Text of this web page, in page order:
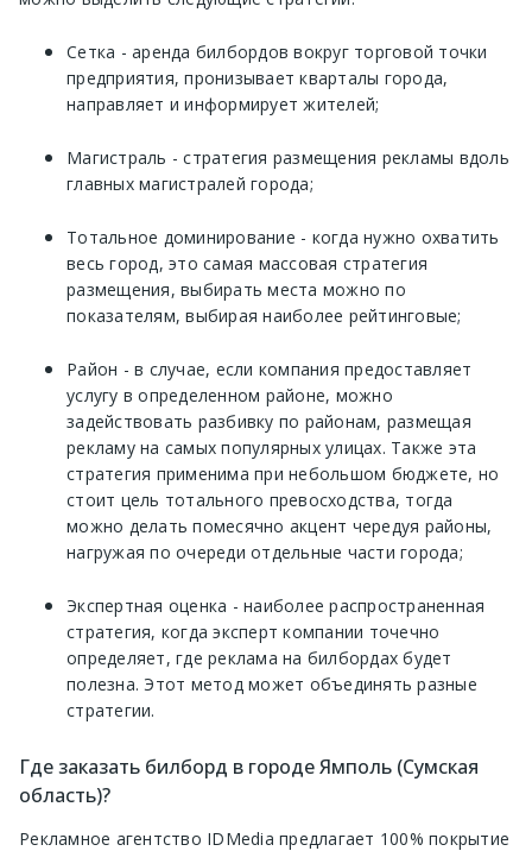
Сетка - аренда билбордов вокруг торговой точки
предприятия, пронизывает кварталы города,
направляет и информирует жителей;
Магистраль - стратегия размещения рекламы вдоль
главных магистралей города;
Тотальное доминирование - когда нужно охватить
весь город, это самая массовая стратегия
размещения, выбирать места можно по
показателям, выбирая наиболее рейтинговые;
Район - в случае, если компания предоставляет
услугу в определенном районе, можно
задействовать разбивку по районам, размещая
рекламу на самых популярных улицах. Также эта
стратегия применима при небольшом бюджете, но
стоит цель тотального превосходства, тогда
можно делать помесячно акцент чередуя районы,
нагружая по очереди отдельные части города;
Экспертная оценка - наиболее распространенная
стратегия, когда эксперт компании точечно
определяет, где реклама на билбордах будет
полезна. Этот метод может объединять разные
стратегии.
Где заказать билборд в городе Ямполь (Сумская
область)?
Рекламное агентство IDMedia предлагает 100% покрытие